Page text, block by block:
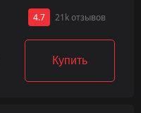
4.7 21k отзывов
Купить